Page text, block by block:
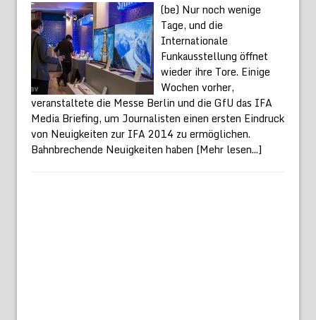
(be) Nur noch wenige
Tage, und die
Internationale
Funkausstellung öffnet
wieder ihre Tore. Einige
Wochen vorher,
veranstaltete die Messe Berlin und die GfU das IFA
Media Briefing, um Journalisten einen ersten Eindruck
von Neuigkeiten zur IFA 2014 zu ermöglichen.
Bahnbrechende Neuigkeiten haben [Mehr lesen...]